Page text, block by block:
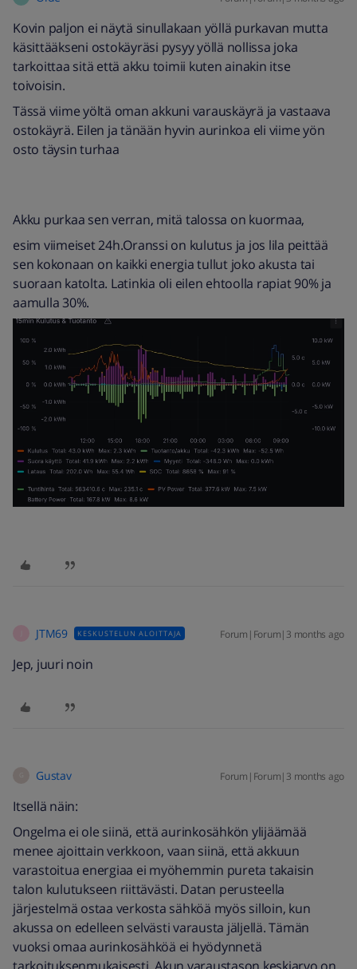
Kovin paljon ei näytä sinullakaan yöllä purkavan mutta
käsittääkseni ostokäyräsi pysyy yöllä nollissa joka
tarkoittaa sitä että akku toimii kuten ainakin itse
toivoisin.
Tässä viime yöltä oman akkuni varauskäyrä ja vastaava
ostokäyrä. Eilen ja tänään hyvin aurinkoa eli viime yön
osto täysin turhaa
Akku purkaa sen verran, mitä talossa on kuormaa,
esim viimeiset 24h.Oranssi on kulutus ja jos lila peittää
sen kokonaan on kaikki energia tullut joko akusta tai
suoraan katolta. Latinkia oli eilen ehtoolla rapiat 90% ja
aamulla 30%.
JTM69 KESKUSTELUN ALOITTAJA Forum|Forum|3 months ago
Jep, juuri noin
Gustav Forum|Forum|3 months ago
Itsellä näin:
Ongelma ei ole siinä, että aurinkosähkön ylijäämää
menee ajoittain verkkoon, vaan siinä, että akkuun
varastoitua energiaa ei myöhemmin pureta takaisin
talon kulutukseen riittävästi. Datan perusteella
järjestelmä ostaa verkosta sähköä myös silloin, kun
akussa on edelleen selvästi varausta jäljellä. Tämän
vuoksi omaa aurinkosähköä ei hyödynnetä